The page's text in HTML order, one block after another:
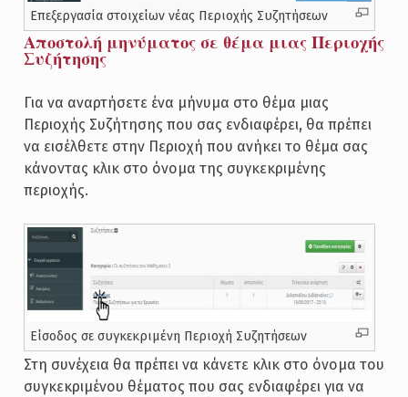
Επεξεργασία στοιχείων νέας Περιοχής Συζητήσεων
Αποστολή μηνύματος σε θέμα μιας Περιοχής
Συζήτησης
Για να αναρτήσετε ένα μήνυμα στο θέμα μιας
Περιοχής Συζήτησης που σας ενδιαφέρει, θα πρέπει
να εισέλθετε στην Περιοχή που ανήκει το θέμα σας
κάνοντας κλικ στο όνομα της συγκεκριμένης
περιοχής.
Είσοδος σε συγκεκριμένη Περιοχή Συζητήσεων
Στη συνέχεια θα πρέπει να κάνετε κλικ στο όνομα του
συγκεκριμένου θέματος που σας ενδιαφέρει για να